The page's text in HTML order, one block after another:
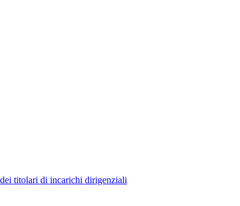
titolari di incarichi dirigenziali